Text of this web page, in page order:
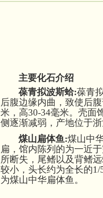
主要化石介绍
葆青拟波斯蛤:葆青
后腹边缘内曲，致使后
米，高30-34毫米。壳面
侧逐渐减弱，产地位于
煤山扁体鱼:煤山中
扁，馆内陈列的为一近
所断失，尾鳍以及背鳍
较小，头长约为全长的1/
为煤山中华扁体鱼。